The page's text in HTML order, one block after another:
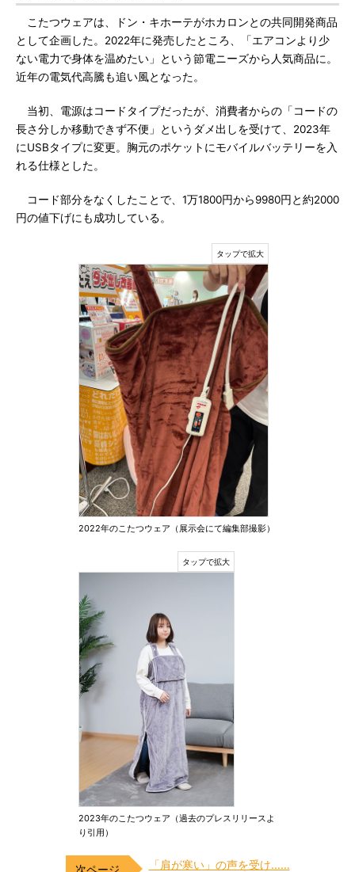
こたつウェアは、ドン・キホーテがホカロンとの共同開発商品
として企画した。2022年に発売したところ、「エアコンより少
ない電力で身体を温めたい」という節電ニーズから人気商品に。
近年の電気代高騰も追い風となった。
当初、電源はコードタイプだったが、消費者からの「コードの
長さ分しか移動できず不便」というダメ出しを受けて、2023年
にUSBタイプに変更。胸元のポケットにモバイルバッテリーを入
れる仕様とした。
コード部分をなくしたことで、1万1800円から9980円と約2000
円の値下げにも成功している。
2022年のこたつウェア（展示会にて編集部撮影）
2023年のこたつウェア（過去のプレスリリースよ
り引用）
「肩が寒い」の声を受け……